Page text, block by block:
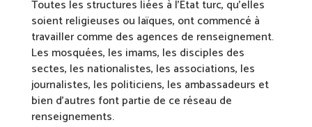
Toutes les structures liées à l’État turc, qu’elles
soient religieuses ou laïques, ont commencé à
travailler comme des agences de renseignement.
Les mosquées, les imams, les disciples des
sectes, les nationalistes, les associations, les
journalistes, les politiciens, les ambassadeurs et
bien d’autres font partie de ce réseau de
renseignements.